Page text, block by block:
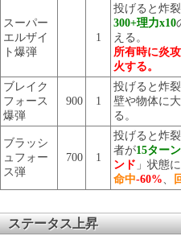
スーパー
エルザイ
ト爆弾
1
投げると炸裂
300+理力x10
える。
所有時に炎
火する。
ブレイク
フォース
爆弾
900 1
投げると炸裂
壁や物体に
る。
ブラッシ
ュフォー
ス弾
700 1
投げると炸裂
者が15ターン
ンド 」状態
命中-60%
ステータス上昇